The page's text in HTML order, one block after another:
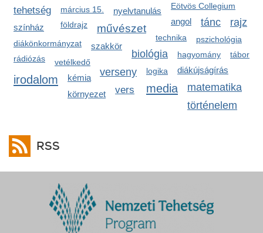
Eötvös Collegium
tehetség március 15. nyelvtanulás
angol tánc
földrajz
színház művészet
technika pszichológia
diákönkormányzat szakkör
rajz
biológia hagyomány
rádiózás vetélkedő
tábor
diákújságírás
verseny
irodalom
media matematika
kémia
környezet
vers
logika
történelem
RSS